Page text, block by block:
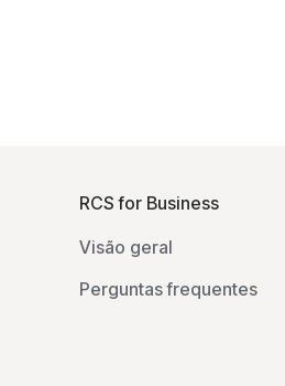
RCS for Business
Visão geral
Perguntas frequentes